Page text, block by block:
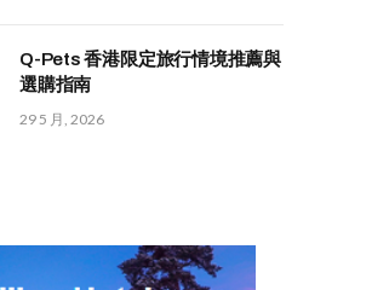
Q-Pets 香港限定旅行情境推薦與
選購指南
29 5 月, 2026